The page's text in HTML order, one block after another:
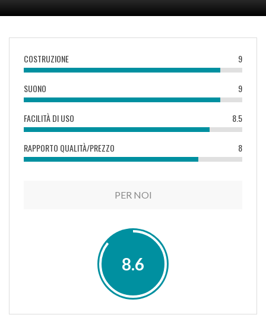
COSTRUZIONE 9
SUONO 9
FACILITÀ DI USO 8.5
RAPPORTO QUALITÀ/PREZZO 8
PER NOI
8.6